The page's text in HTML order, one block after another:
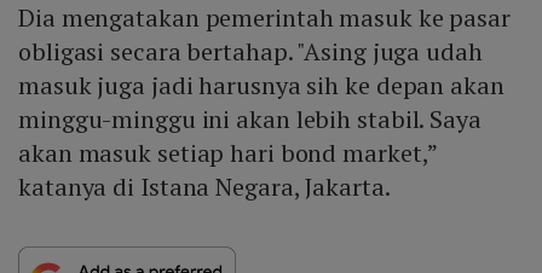
Dia mengatakan pemerintah masuk ke pasar
obligasi secara bertahap. "Asing juga udah
masuk juga jadi harusnya sih ke depan akan
minggu-minggu ini akan lebih stabil. Saya
akan masuk setiap hari bond market,”
katanya di Istana Negara, Jakarta.